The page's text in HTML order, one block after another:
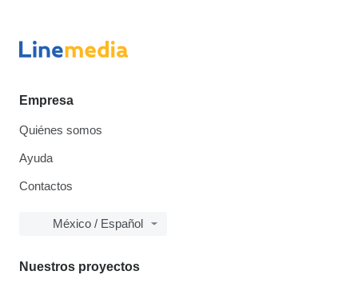
Empresa
Quiénes somos
Ayuda
Contactos
México / Español
Nuestros proyectos